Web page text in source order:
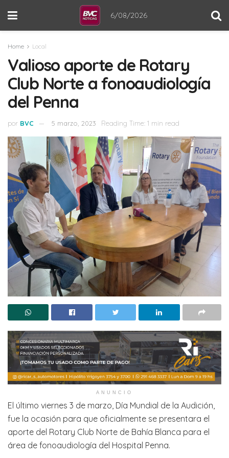
6/08/2026
Home Local
Valioso aporte de Rotary
Club Norte a fonoaudiología
del Penna
por BVC 5 marzo, 2023 Reading Time: 1 min read
ANUNCIO
El último viernes 3 de marzo, Día Mundial de la Audición,
fue la ocasión para que oficialmente se presentara el
aporte del Rotary Club Norte de Bahía Blanca para el
área de fonoaudiología del Hospital Penna.